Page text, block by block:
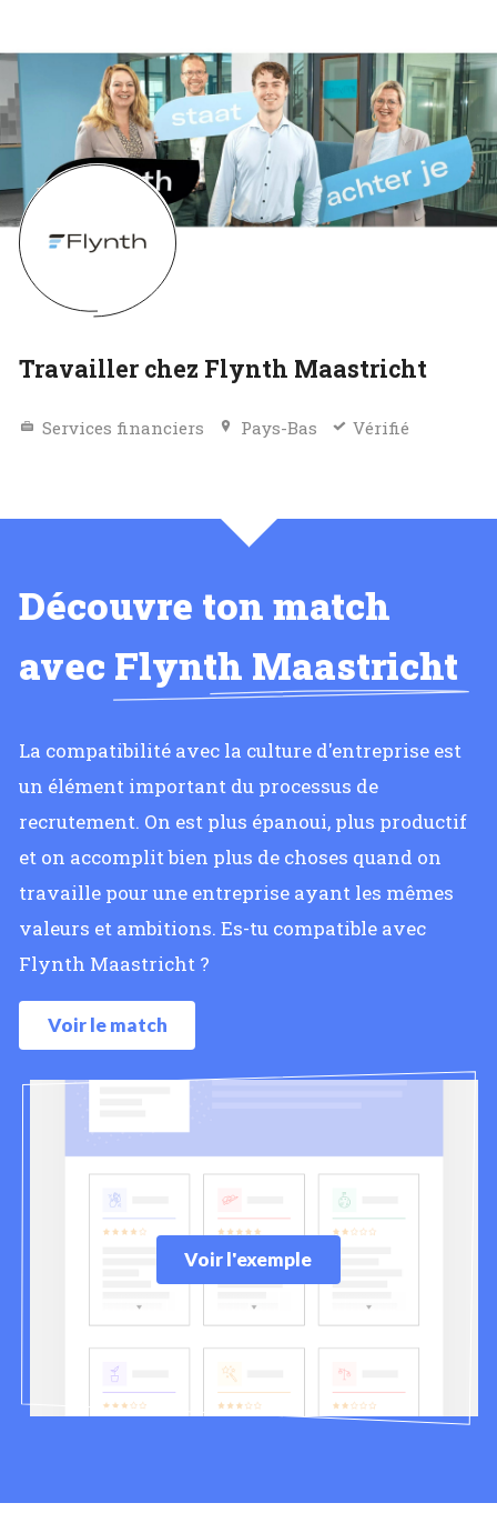
Travailler chez Flynth Maastricht
Services financiers Pays-Bas Vérifié
Découvre ton match
avec Flynth Maastricht
La compatibilité avec la culture d'entreprise est
un élément important du processus de
recrutement. On est plus épanoui, plus productif
et on accomplit bien plus de choses quand on
travaille pour une entreprise ayant les mêmes
valeurs et ambitions. Es-tu compatible avec
Flynth Maastricht ?
Voir le match
Voir l'exemple